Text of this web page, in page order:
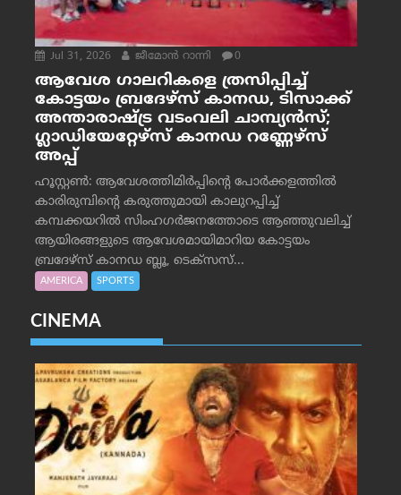
Jul 31, 2026 ജീമോന്‍ റാന്നി 0
ആവേശ ഗാലറികളെ ത്രസിപ്പിച്ച്
കോട്ടയം ബ്രദേഴ്‌സ് കാനഡ, ടിസാക്ക്
അന്താരാഷ്ട്ര വടംവലി ചാമ്പ്യന്‍സ്;
ഗ്ലാഡിയേറ്റേഴ്‌സ് കാനഡ റണ്ണേഴ്‌സ്
അപ്പ്
ഹൂസ്റ്റണ്‍: ആവേശത്തിമിര്‍പ്പിന്റെ പോര്‍ക്കളത്തില്‍
കാരിരുമ്പിന്റെ കരുത്തുമായി കാലുറപ്പിച്ച്
കമ്പക്കയറില്‍ സിംഹഗര്‍ജനത്തോടെ ആഞ്ഞുവലിച്ച്
ആയിരങ്ങളുടെ ആവേശമായിമാറിയ കോട്ടയം
ബ്രദേഴ്‌സ് കാനഡ ബ്ലൂ, ടെക്‌സസ്...
AMERICA SPORTS
CINEMA